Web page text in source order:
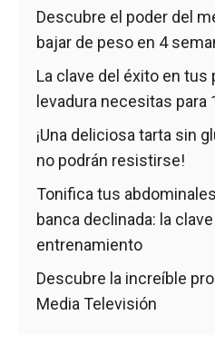
Descubre el poder del
bajar de peso en 4
La clave del éxito en tus
levadura necesitas para
¡Una deliciosa tarta sin
no podrán resistirse!
Tonifica tus
banca declinada: la
entrenamiento
Descubre la increíble
Media Televisión